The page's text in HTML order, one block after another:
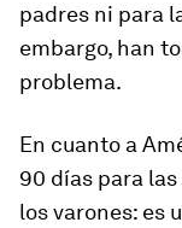
padres ni para
embargo, han
problema.
En cuanto a
90 días para
los varones: es